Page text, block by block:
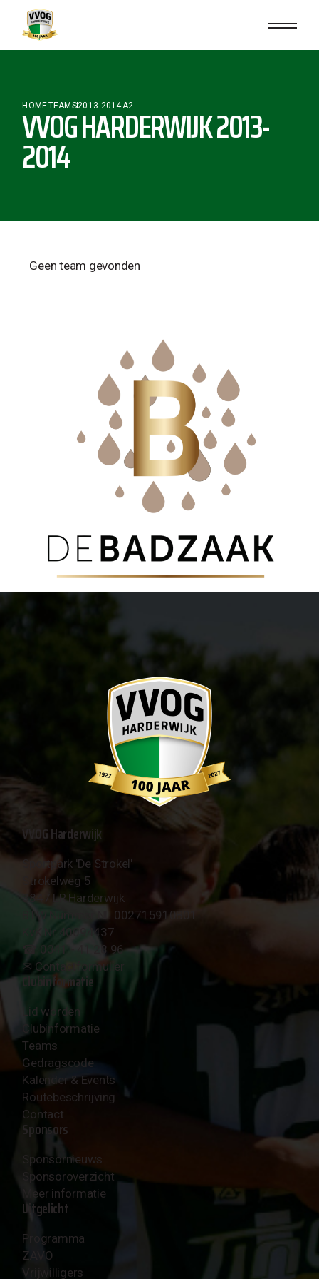
HOMETEAMS2013-2014A2
VVOG HARDERWIJK 2013-
2014
Geen team gevonden
VVOG Harderwijk
Sportpark 'De Strokel'
Strokelweg 5
3847 LR Harderwijk
BTW Nummer NL 002715910B01
KvK Nr 40094437
☎︎ 0341 - 41 28 96
✉︎ Contactformulier
Clubinformatie
Lid worden
Clubinformatie
Teams
Gedragscode
Kalender & Events
Routebeschrijving
Contact
Sponsors
Sponsornieuws
Sponsoroverzicht
Meer informatie
Uitgelicht
Programma
ZAVO
Vrijwilligers